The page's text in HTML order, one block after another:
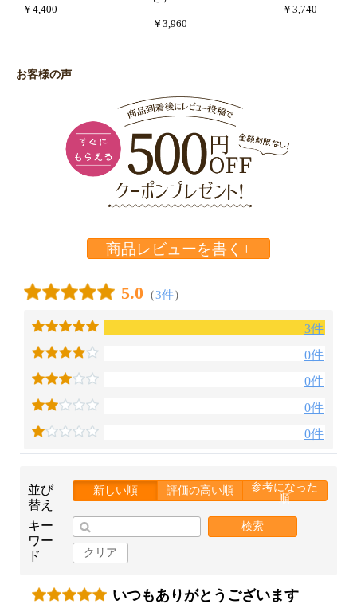
￥4,400
￥3,960
￥3,740
お客様の声
商品レビューを書く+
5.0 （3件）
3件
0件
0件
0件
0件
並び
替え
新しい順 評価の高い順
参考になった
順
キー
ワー
ド
検索
クリア
いつもありがとうございます